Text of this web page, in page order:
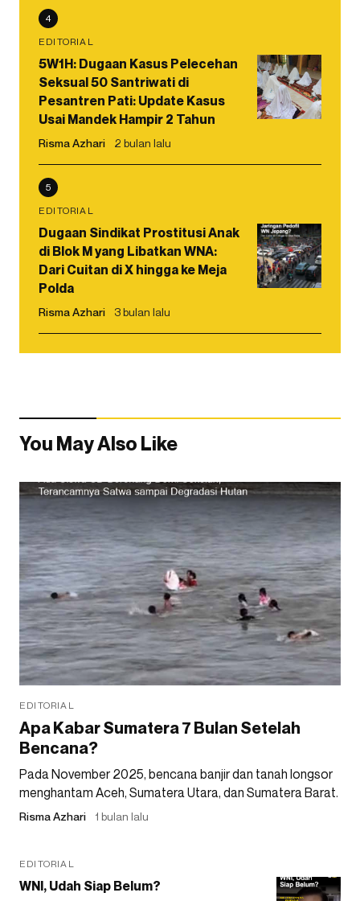
4
EDITORIAL
5W1H: Dugaan Kasus Pelecehan
Seksual 50 Santriwati di
Pesantren Pati: Update Kasus
Usai Mandek Hampir 2 Tahun
Risma Azhari 2 bulan lalu
5
EDITORIAL
Dugaan Sindikat Prostitusi Anak
di Blok M yang Libatkan WNA:
Dari Cuitan di X hingga ke Meja
Polda
Risma Azhari 3 bulan lalu
You May Also Like
EDITORIAL
Apa Kabar Sumatera 7 Bulan Setelah
Bencana?
Pada November 2025, bencana banjir dan tanah longsor
menghantam Aceh, Sumatera Utara, dan Sumatera Barat.
Risma Azhari 1 bulan lalu
EDITORIAL
WNI, Udah Siap Belum?